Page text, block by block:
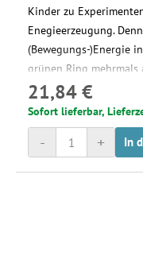
Kinder zu
Enegieerzeugung.
(Bewegungs-)Energie
grünen Ring mehrmals
21,84 €
Sofort lieferbar,
+
- In